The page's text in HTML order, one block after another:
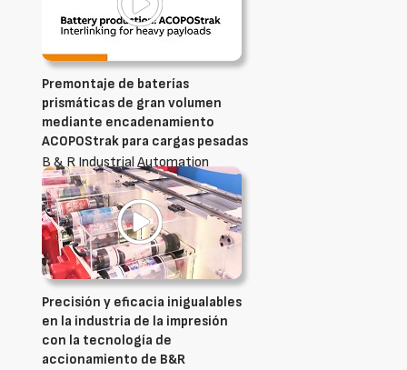
Premontaje de baterías
prismáticas de gran volumen
mediante encadenamiento
ACOPOStrak para cargas pesadas
B & R Industrial Automation
Ibérica, S.L.U.
Precisión y eficacia inigualables
en la industria de la impresión
con la tecnología de
accionamiento de B&R